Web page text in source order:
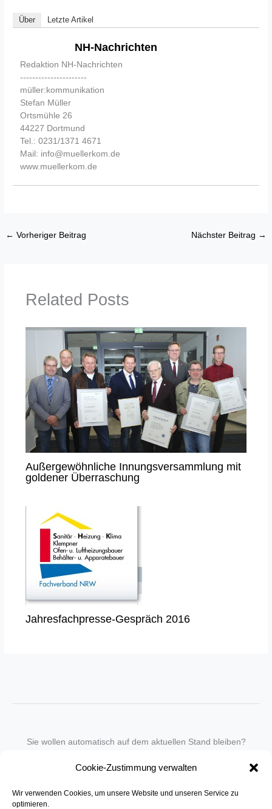
Cookie-Zustimmung verwalten
Wir verwenden Cookies, um unsere Website und unseren Service zu
optimieren.
Über Letzte Artikel
NH-Nachrichten
Redaktion NH-Nachrichten
----------------------
müller:kommunikation
Stefan Müller
Ortsmühle 26
44227 Dortmund
Tel.: 0231/1371 4671
Mail: info@muellerkom.de
www.muellerkom.de
← Vorheriger Beitrag Nächster Beitrag →
Related Posts
Außergewöhnliche Innungsversammlung mit
goldener Überraschung
Jahresfachpresse-Gespräch 2016
Sie wollen automatisch auf dem aktuellen Stand bleiben?
in unseren Newsletter-Service auf.
Senden Sie für ein Angebot einfach eine